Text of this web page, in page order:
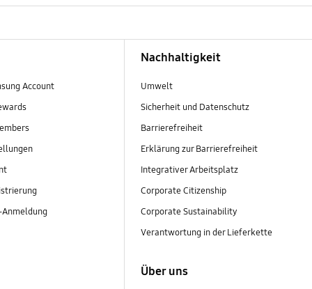
Account
Nachhaltigkeit
Umwelt
Sicherheit und Datenschutz
Barrierefreiheit
Erklärung zur Barrierefreiheit
Integrativer Arbeitsplatz
Corporate Citizenship
Corporate Sustainability
Verantwortung in der Lieferkette
Über uns